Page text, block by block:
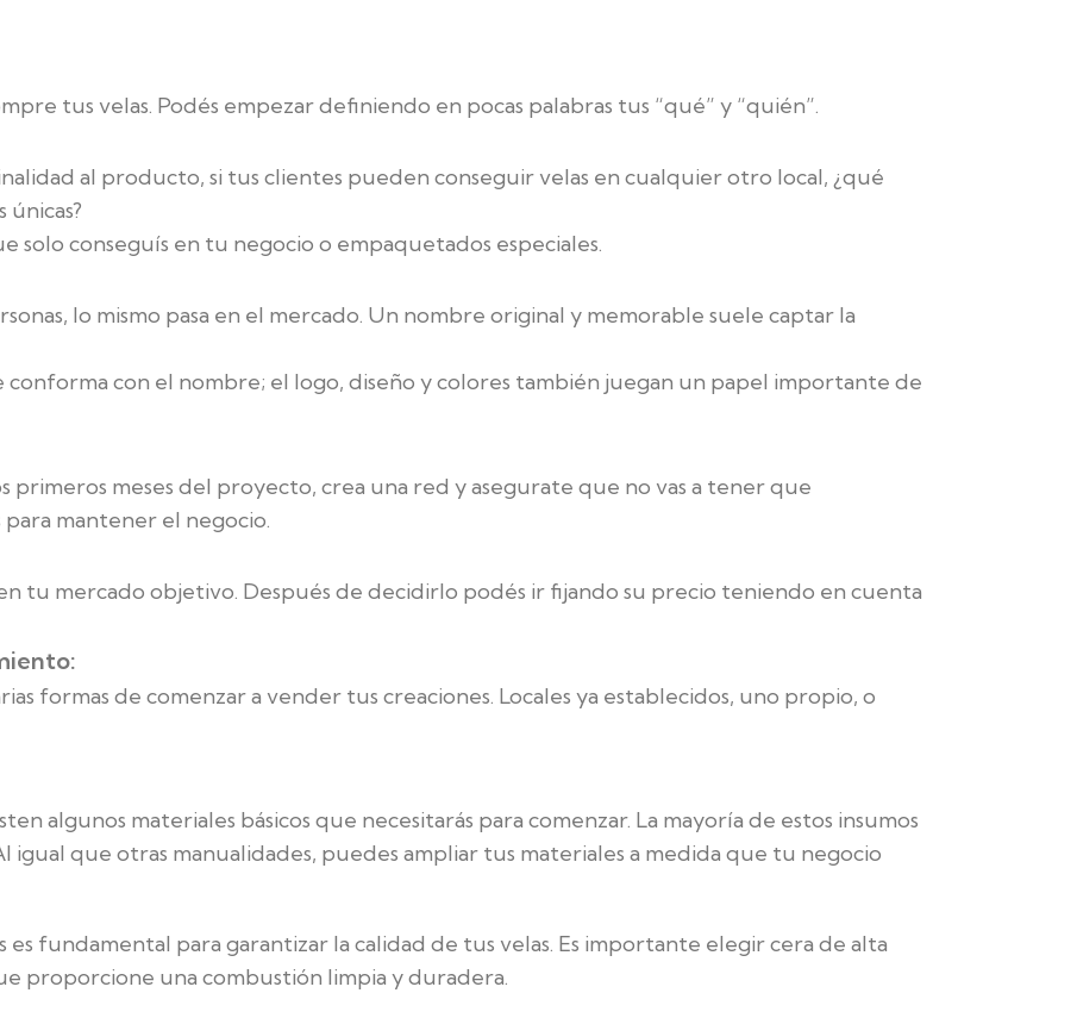
tus velas. Podés empezar definiendo en pocas palabras tus “qué” y “quién”.
al producto, si tus clientes pueden conseguir velas en cualquier otro local, ¿qué
únicas?
solo conseguís en tu negocio o empaquetados especiales.
lo mismo pasa en el mercado. Un nombre original y memorable suele captar la
con el nombre; el logo, diseño y colores también juegan un papel importante de
primeros meses del proyecto, crea una red y asegurate que no vas a tener que
mantener el negocio.
tu mercado objetivo. Después de decidirlo podés ir fijando su precio teniendo en cuenta
formas de comenzar a vender tus creaciones. Locales ya establecidos, uno propio, o
algunos materiales básicos que necesitarás para comenzar. La mayoría de estos insumos
igual que otras manualidades, puedes ampliar tus materiales a medida que tu negocio
es fundamental para garantizar la calidad de tus velas. Es importante elegir cera de alta
proporcione una combustión limpia y duradera.